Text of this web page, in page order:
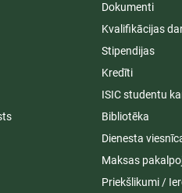
Dokumenti
Kvalifikācijas
Stipendijas
Kredīti
ISIC studentu
Bibliotēka
Dienesta
Maksas
Priekšlikumi /